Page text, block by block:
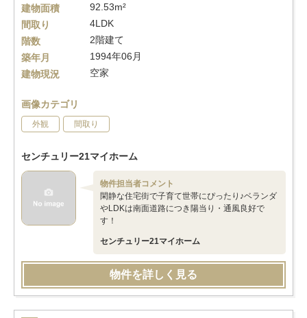
建物面積
92.53m²
間取り
4LDK
階数
2階建て
築年月
1994年06月
建物現況
空家
画像カテゴリ
外観 間取り
センチュリー21マイホーム
物件担当者コメント
閑静な住宅街で子育て世帯にぴったり♪ベランダ
やLDKは南面道路につき陽当り・通風良好で
す！
センチュリー21マイホーム
物件を詳しく見る